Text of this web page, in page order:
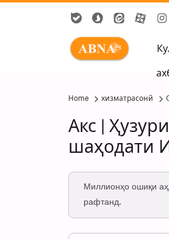
Home хизматрасонй
Акс |
шаҳодати
Миллионҳо ошиқи
рафтанд.